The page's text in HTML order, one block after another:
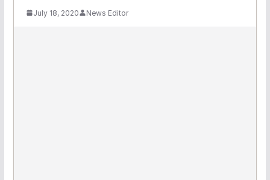
July 18, 2020 News Editor